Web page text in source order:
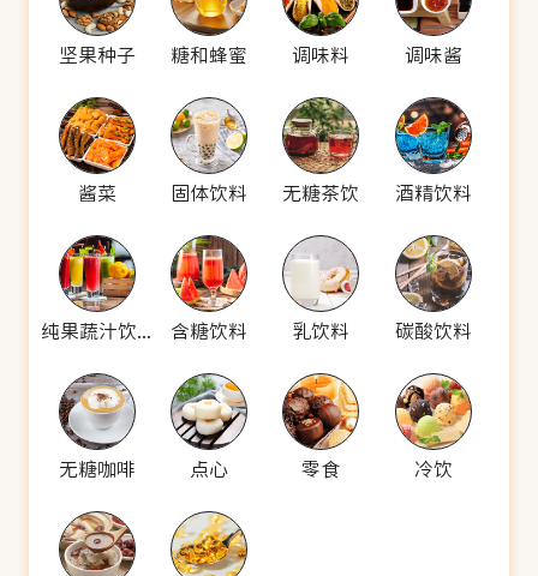
坚果种子 糖和蜂蜜 调味料 调味酱
酱菜 固体饮料 无糖茶饮 酒精饮料
纯果蔬汁饮料 含糖饮料 乳饮料 碳酸饮料
无糖咖啡 点心 零食 冷饮